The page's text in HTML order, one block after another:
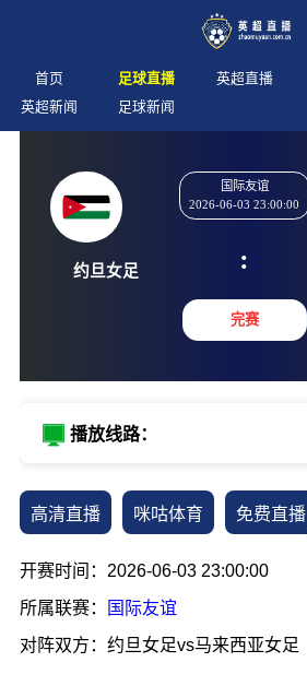
首页 足球直播 英超直播
英超新闻
足球新闻
:
播放线路：
高清直播 咪咕体育 免费直播
开赛时间：2026-06-03 23:00:00
所属联赛：
国际友谊
对阵双方：约旦女足vs马来西亚女足